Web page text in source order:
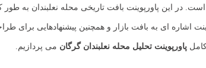
در این پاورپوینت بافت تاریخی محله نعلبندان به طور
اشاره ای به بافت بازار و همچنین پیشنهادهایی برای
پاورپوینت تحلیل محله نعلبندان گرگان می پردازیم.